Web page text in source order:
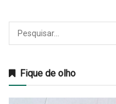
Fique de olho